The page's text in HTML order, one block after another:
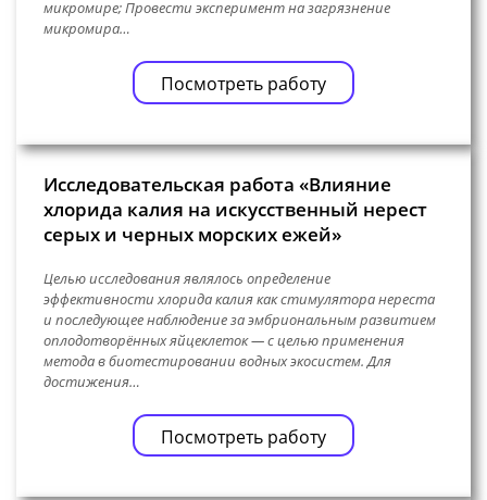
микромире; Провести эксперимент на загрязнение
микромира…
Посмотреть работу
Исследовательская работа «Влияние
хлорида калия на искусственный нерест
серых и черных морских ежей»
Целью исследования являлось определение
эффективности хлорида калия как стимулятора нереста
и последующее наблюдение за эмбриональным развитием
оплодотворённых яйцеклеток — с целью применения
метода в биотестировании водных экосистем. Для
достижения…
Посмотреть работу